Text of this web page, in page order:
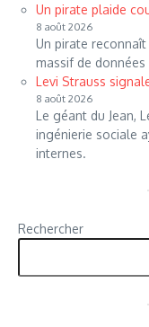
Un pirate plaide
8 août 2026
Un pirate
massif de
Levi Strauss
8 août 2026
Le géant du Jean,
ingénierie sociale
internes.
Rechercher